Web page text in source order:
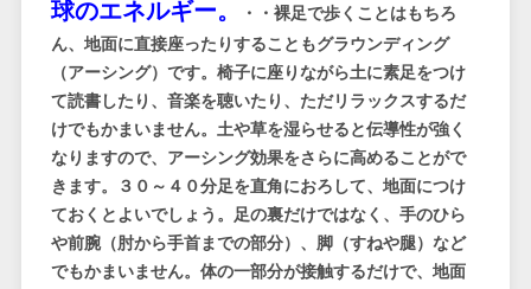
球のエネルギー。
・・裸足で歩くことはもちろ
ん、地面に直接座ったりすることもグラウンディング
（アーシング）です。椅子に座りながら土に素足をつけ
て読書したり、音楽を聴いたり、ただリラックスするだ
けでもかまいません。土や草を湿らせると伝導性が強く
なりますので、アーシング効果をさらに高めることがで
きます。３０～４０分足を直角におろして、地面につけ
ておくとよいでしょう。足の裏だけではなく、手のひら
や前腕（肘から手首までの部分）、脚（すねや腿）など
でもかまいません。体の一部分が接触するだけで、地面